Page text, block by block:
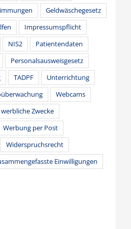
Geldwäschegesetz
Impressumspflicht
NIS2
Patientendaten
Personalsausweisgesetz
TADPF
Unterrichtung
Webcams
werbliche Zwecke
Werbung per Post
Widerspruchsrecht
Einwilligungen